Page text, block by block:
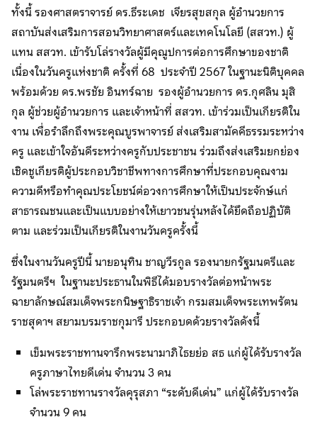
ทั้งนี้ รองศาสตราจารย์ ดร.ธีระเดช เจียรสุขสกุล ผู้อำนวยการ
สถาบันส่งเสริมการสอนวิทยาศาสตร์และเทคโนโลยี (สสวท.) ผู้
แทน สสวท. เข้ารับโล่รางวัลผู้มีคุณูปการต่อการศึกษาของชาติ
เนื่องในวันครูแห่งชาติ ครั้งที่ 68 ประจำปี 2567 ในฐานะนิติบุคคล
พร้อมด้วย ดร.พรชัย อินทร์ฉาย รองผู้อำนวยการ ดร.กุศลิน มุสิ
กุล ผู้ช่วยผู้อำนวยการ และเจ้าหน้าที่ สสวท. เข้าร่วมเป็นเกียรติใน
งาน เพื่อรำลึกถึงพระคุณบูรพาจารย์ ส่งเสริมสามัคคีธรรมระหว่าง
ครู และเข้าใจอันดีระหว่างครูกับประชาชน ร่วมถึงส่งเสริมยกย่อง
เชิดชูเกียรติผู้ประกอบวิชาชีพทางการศึกษาที่ประกอบคุณงาม
ความดีหรือทำคุณประโยชน์ต่อวงการศึกษาให้เป็นประจักษ์แก่
สาธารณชนและเป็นแบบอย่างให้เยาวชนรุ่นหลังได้ยึดถือปฏิบัติ
ตาม และร่วมเป็นเกียรติในงานวันครูครั้งนี้
ซึ่งในงานวันครูปีนี้ นายอนุทิน ชาญวีรกูล รองนายกรัฐมนตรีและ
รัฐมนตรีฯ ในฐานะประธานในพิธีได้มอบรางวัลต่อหน้าพระ
ฉายาลักษณ์สมเด็จพระกนิษฐาธิราชเจ้า กรมสมเด็จพระเทพรัตน
ราชสุดาฯ สยามบรมราชกุมารี ประกอบดด้วยรางวัลดังนี้
เข็มพระราชทานจารึกพระนามาภิไธยย่อ สธ แก่ผู้ได้รับรางวัล
ครูภาษาไทยดีเด่น จำนวน 3 คน
โล่พระราชทานรางวัลคุรุสภา “ระดับดีเด่น” แก่ผู้ได้รับรางวัล
จำนวน 9 คน